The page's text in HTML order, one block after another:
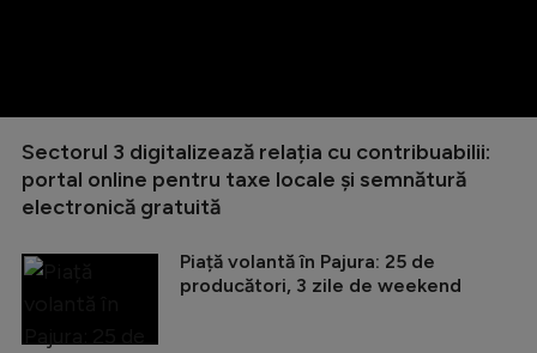
Sectorul 3 digitalizează relația cu contribuabilii:
portal online pentru taxe locale și semnătură
electronică gratuită
Piață volantă în Pajura: 25 de
producători, 3 zile de weekend